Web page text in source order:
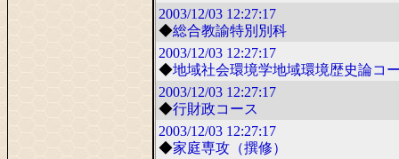
2003/12/03 12:27:17
◆総合教諭特別別科
2003/12/03 12:27:17
◆地域社会環境学地域環境歴史論コ
2003/12/03 12:27:17
◆行財政コース
2003/12/03 12:27:17
◆家庭専攻（撰修）